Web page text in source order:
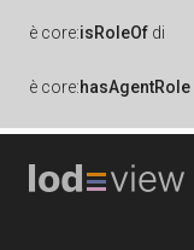
è core:isRoleOf di
è core:hasAgentRole